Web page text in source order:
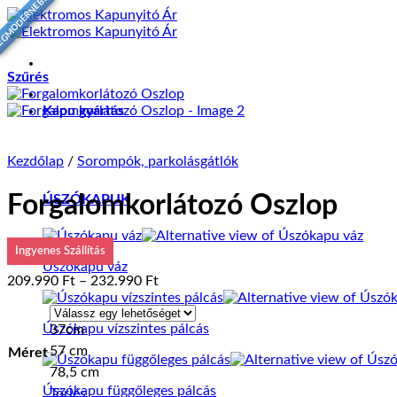
Skip
to
content
Kapu gyártás
ÚSZÓKAPUK
Úszókapu váz
Úszókapu vízszintes pálcás
Úszókapu függőleges pálcás
Szűrés
Kezdőlap / Sorompók, parkolásgátlók
Forgalomkorlátozó Oszlop
Ingyenes Szállítás
209.990 Ft – 232.990 FtÁrtartomány:
209.990 Ft
-
232.990 Ft
Méret
37cm
57 cm
78,5 cm
Törlés